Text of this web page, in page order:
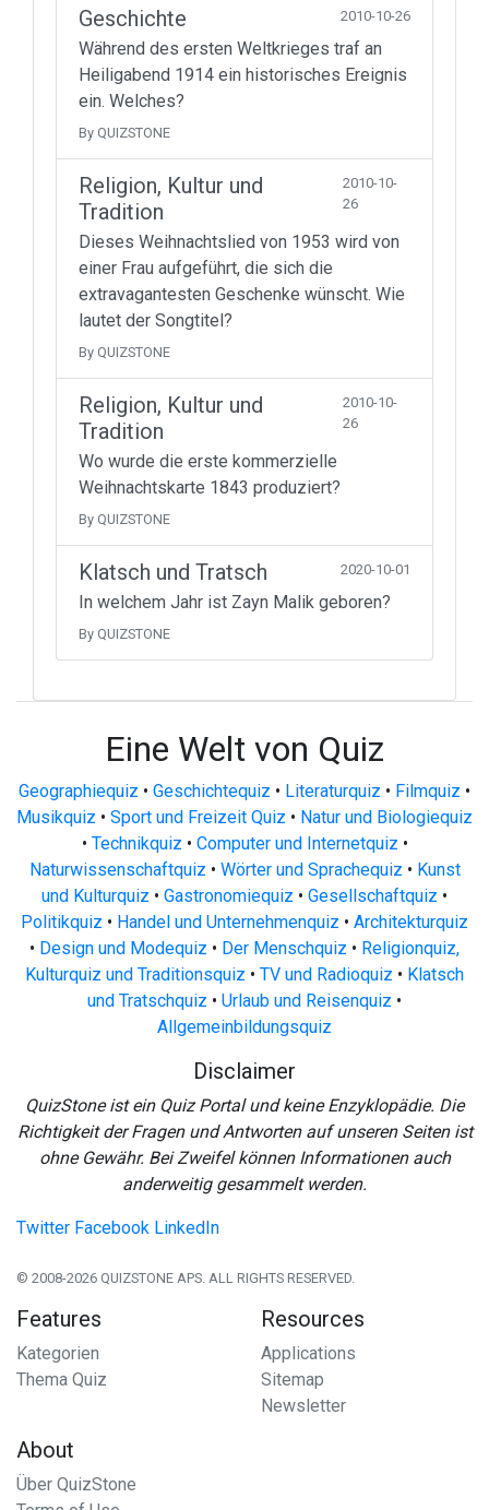
Geschichte 2010-10-26
Während des ersten Weltkrieges traf an
Heiligabend 1914 ein historisches Ereignis
ein. Welches?
By QUIZSTONE
Religion, Kultur und
Tradition
2010-10-
26
Dieses Weihnachtslied von 1953 wird von
einer Frau aufgeführt, die sich die
extravagantesten Geschenke wünscht. Wie
lautet der Songtitel?
By QUIZSTONE
Religion, Kultur und
Tradition
2010-10-
26
Wo wurde die erste kommerzielle
Weihnachtskarte 1843 produziert?
By QUIZSTONE
Klatsch und Tratsch 2020-10-01
In welchem Jahr ist Zayn Malik geboren?
By QUIZSTONE
Eine Welt von Quiz
Geographiequiz • Geschichtequiz • Literaturquiz • Filmquiz •
Musikquiz • Sport und Freizeit Quiz • Natur und Biologiequiz
• Technikquiz • Computer und Internetquiz •
Naturwissenschaftquiz • Wörter und Sprachequiz • Kunst
und Kulturquiz • Gastronomiequiz • Gesellschaftquiz •
Politikquiz • Handel und Unternehmenquiz • Architekturquiz
• Design und Modequiz • Der Menschquiz • Religionquiz,
Kulturquiz und Traditionsquiz • TV und Radioquiz • Klatsch
und Tratschquiz • Urlaub und Reisenquiz •
Allgemeinbildungsquiz
Disclaimer
QuizStone ist ein Quiz Portal und keine Enzyklopädie. Die
Richtigkeit der Fragen und Antworten auf unseren Seiten ist
ohne Gewähr. Bei Zweifel können Informationen auch
anderweitig gesammelt werden.
Twitter Facebook LinkedIn
© 2008-2026 QUIZSTONE APS. ALL RIGHTS RESERVED.
Features
Kategorien
Thema Quiz
Resources
Applications
Sitemap
Newsletter
About
Über QuizStone